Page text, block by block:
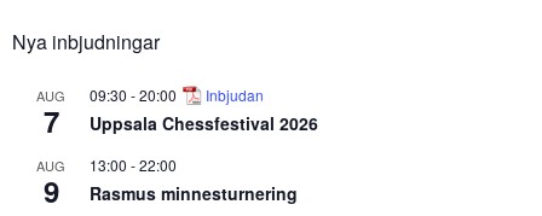
Nya inbjudningar
AUG
7
09:30 -20:00 Inbjudan
Uppsala Chessfestival 2026
AUG
9
13:00 -22:00
Rasmus minnesturnering